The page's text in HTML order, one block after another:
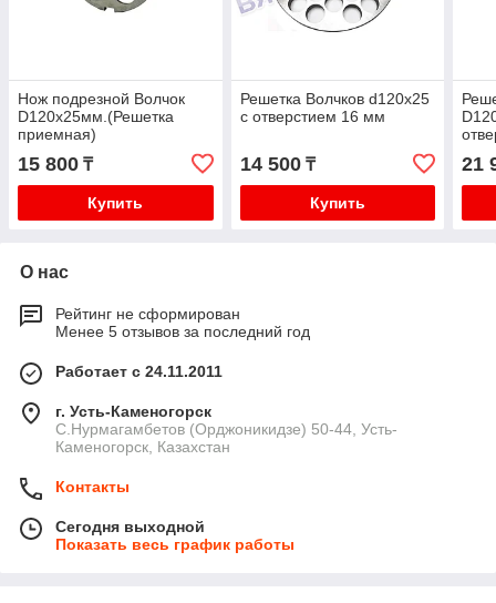
Нож подрезной Волчок
D120х25мм.(Решетка
приемная)
15 800 ₸
Купить
Решетка Волчков d120х25
с отверстием 16 мм
14 500₸
Купить
21
О нас
Рейтинг не сформирован
Менее 5 отзывов за последний год
Работает с 24.11.2011
г. Усть-Каменогорск
С.Нурмагамбетов (Орджоникидзе) 50-44, Усть-
Каменогорск, Казахстан
Контакты
Сегодня выходной
Показать весь график работы